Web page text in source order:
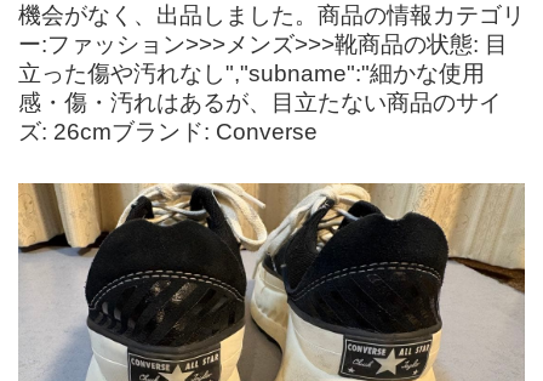
機会がなく、出品しました。商品の情報カテゴリ
ー:ファッション>>>メンズ>>>靴商品の状態: 目
立った傷や汚れなし","subname":"細かな使用
感・傷・汚れはあるが、目立たない商品のサイ
ズ: 26cmブランド: Converse